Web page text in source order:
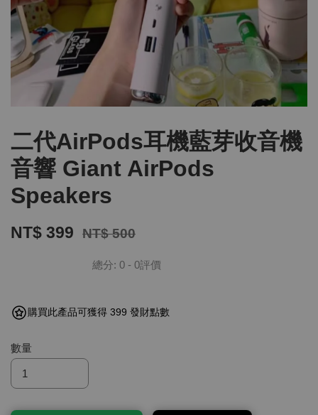
二代AirPods耳機藍芽收音機
音響 Giant AirPods
Speakers
NT$ 399 NT$ 500
總分: 0 - 0評價
購買此產品可獲得 399 發財點數
數量